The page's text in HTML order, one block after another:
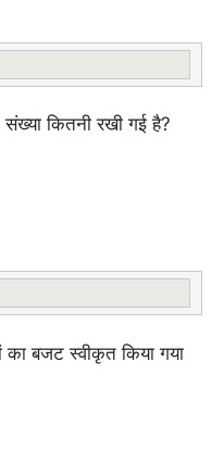
संख्या कितनी रखी गई है?
बजट स्वीकृत किया गया